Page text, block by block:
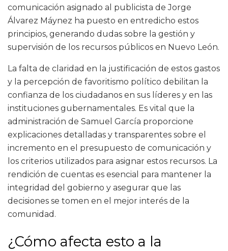
comunicación asignado al publicista de Jorge
Álvarez Máynez ha puesto en entredicho estos
principios, generando dudas sobre la gestión y
supervisión de los recursos públicos en Nuevo León.
La falta de claridad en la justificación de estos gastos
y la percepción de favoritismo político debilitan la
confianza de los ciudadanos en sus líderes y en las
instituciones gubernamentales. Es vital que la
administración de Samuel García proporcione
explicaciones detalladas y transparentes sobre el
incremento en el presupuesto de comunicación y
los criterios utilizados para asignar estos recursos. La
rendición de cuentas es esencial para mantener la
integridad del gobierno y asegurar que las
decisiones se tomen en el mejor interés de la
comunidad.
¿Cómo afecta esto a la